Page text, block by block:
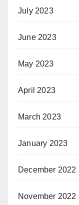
July 2023
June 2023
May 2023
April 2023
March 2023
January 2023
December 2022
November 2022